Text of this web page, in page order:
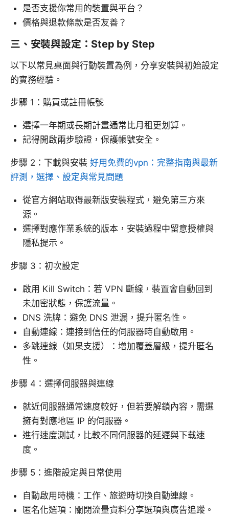
是否支援你常用的裝置與平台？
價格與退款條款是否友善？
三、安裝與設定：Step by Step
以下以常見桌面與行動裝置為例，分享安裝與初始設定
的實務經驗。
步驟 1：購買或註冊帳號
選擇一年期或長期計畫通常比月租更划算。
記得開啟兩步驗證，保護帳號安全。
步驟 2：下載與安裝 好用免費的vpn：完整指南與最新
評測，選擇、設定與常見問題
從官方網站取得最新版安裝程式，避免第三方來
源。
選擇對應作業系統的版本，安裝過程中留意授權與
隱私提示。
步驟 3：初次設定
啟用 Kill Switch：若 VPN 斷線，裝置會自動回到
未加密狀態，保護流量。
DNS 洗牌：避免 DNS 泄漏，提升匿名性。
自動連線：連接到信任的伺服器時自動啟用。
多跳連線（如果支援）：增加覆蓋層級，提升匿名
性。
步驟 4：選擇伺服器與連線
就近伺服器通常速度較好，但若要解鎖內容，需選
擁有對應地區 IP 的伺服器。
進行速度測試，比較不同伺服器的延遲與下载速
度。
步驟 5：進階設定與日常使用
自動啟用時機：工作、旅遊時切換自動連線。
匿名化選項：關閉流量資料分享選項與廣告追蹤。